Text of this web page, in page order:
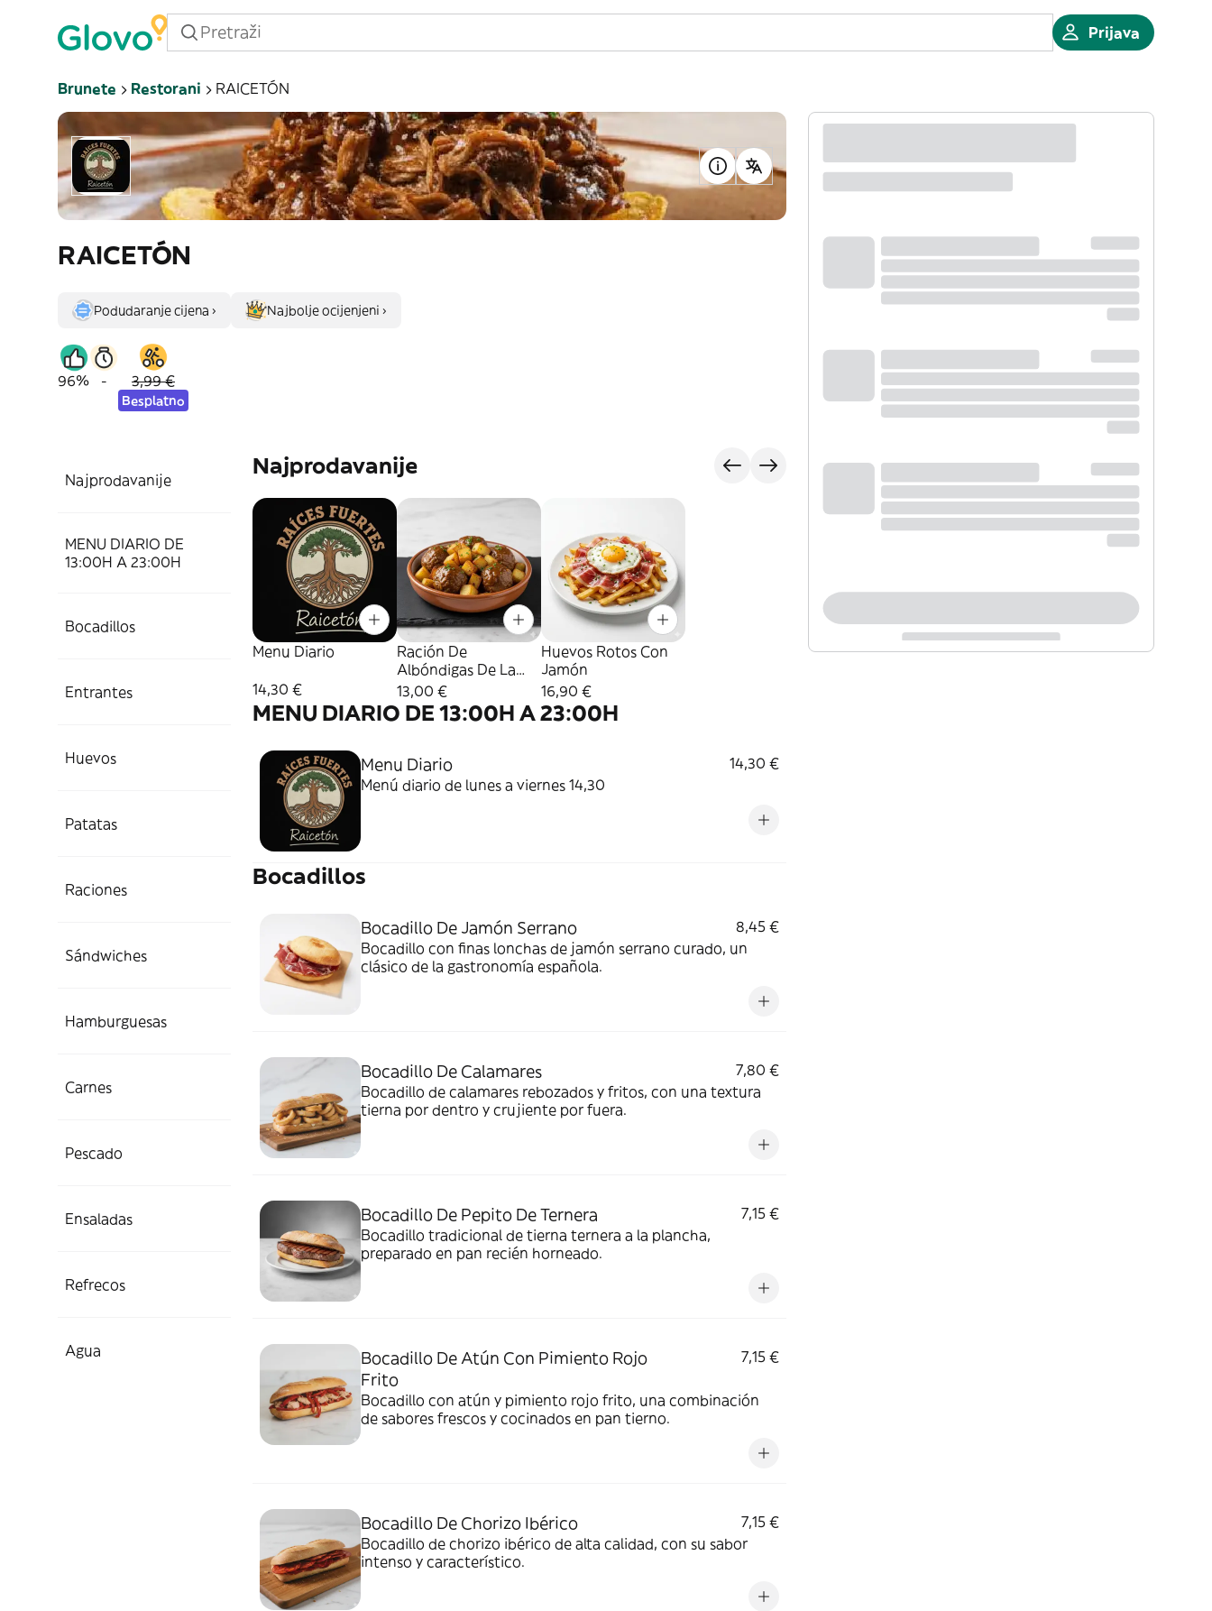
Prijava
Brunete Restorani RAICETÓN
RAICETÓN
Podudaranje cijena › Najbolje ocijenjeni ›
96% - 3,99 €
Besplatno
Najprodavanije
MENU DIARIO DE
13:00H A 23:00H
Bocadillos
Entrantes
Huevos
Patatas
Raciones
Sándwiches
Hamburguesas
Carnes
Pescado
Ensaladas
Refrecos
Agua
Najprodavanije
Menu Diario
14,30 €
Ración De
Albóndigas De La
Abuela Con Patatas
Dado
13,00 €
Huevos Rotos Con
Jamón
16,90 €
MENU DIARIO DE 13:00H A 23:00H
Menu Diario
14,30 €
Menú diario de lunes a viernes 14,30
Bocadillos
Bocadillo De Jamón Serrano
8,45 €
Bocadillo con finas lonchas de jamón serrano curado, un
clásico de la gastronomía española.
Bocadillo De Calamares
7,80 €
Bocadillo de calamares rebozados y fritos, con una textura
tierna por dentro y crujiente por fuera.
Bocadillo De Pepito De Ternera
7,15 €
Bocadillo tradicional de tierna ternera a la plancha,
preparado en pan recién horneado.
Bocadillo De Atún Con Pimiento Rojo
Frito
7,15 €
Bocadillo con atún y pimiento rojo frito, una combinación
de sabores frescos y cocinados en pan tierno.
Bocadillo De Chorizo Ibérico
7,15 €
Bocadillo de chorizo ibérico de alta calidad, con su sabor
intenso y característico.